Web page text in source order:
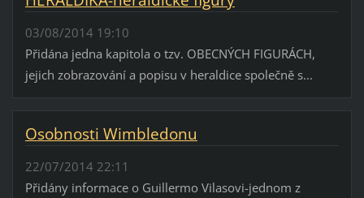
03/08/2014 19:10
Přidána jedna kapitola o tzv. OBECNÝCH FIGURÁCH,
jejich zobrazování a popisu v heraldice společně s...
Osobnosti Wimbledonu
22/07/2014 22:11
Přidány informace o Guillermo Vilasovi-jednom z